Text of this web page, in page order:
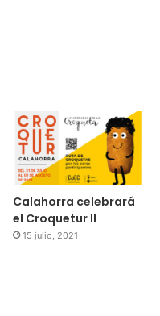
Calahorra celebrará
el Croquetur II
15 julio, 2021